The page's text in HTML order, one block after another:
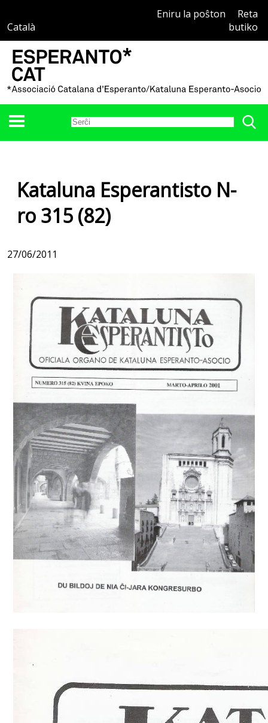
Català
Eniru la poŝton
Reta
butiko
Kataluna Esperantisto N-
ro 315 (82)
27/06/2011